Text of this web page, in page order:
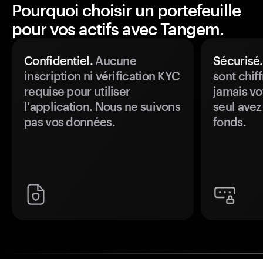
Pourquoi choisir un portefeuille
pour vos actifs avec Tangem.
Confidentiel.Aucune
inscription ni vérification KYC
requise pour utiliser
l'application. Nous ne suivons
pas vos données.
Sécurisé.
sont
jamais
seul
fonds.